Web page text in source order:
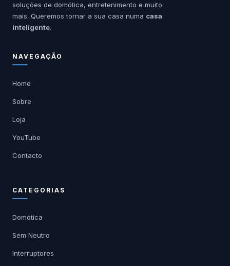
soluções de domótica, entretenimento e muito
mais. Queremos tornar a sua casa numa casa
inteligente.
NAVEGAÇÃO
Home
Sobre
Loja
YouTube
Contacto
CATEGORIAS
Domótica
Sem Neutro
Interruptores